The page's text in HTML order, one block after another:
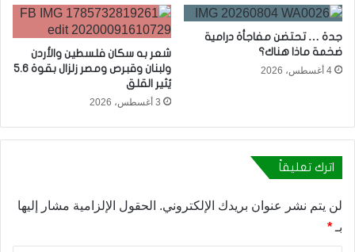
جدة … تحتضن مفاجأة درامية
ضخمة ماذا هناك؟
4 أغسطس، 2026
شعر به سكان فلسطين والأردن
ولبنان وقبرص ومصر زلزال بقوة 5.6
يُثير القلق
3 أغسطس، 2026
اترك تعليقاً
لن يتم نشر عنوان بريدك الإلكتروني. الحقول الإلزامية مشار إليها
بـ *